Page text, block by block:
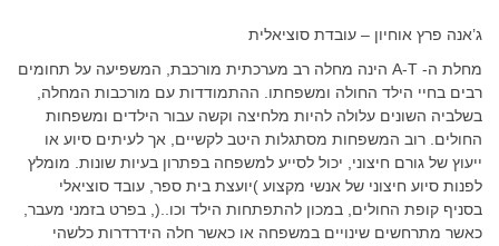
ג’אנה פרץ אוחיון – עובדת סוציאלית
מחלת ה- A-T הינה מחלה רב מערכתית מורכבת, המשפיעה על תחומים
רבים בחיי הילד החולה ומשפחתו. ההתמודדות עם מורכבות המחלה,
בשלביה השונים עלולה להיות מלחיצה וקשה עבור הילדים ומשפחות
החולים. רוב המשפחות מסתגלות היטב לקשיים, אך לעיתים סיוע או
ייעוץ של גורם חיצוני, יכול לסייע למשפחה בפתרון בעיות שונות. מומלץ
לפנות סיוע חיצוני של אנשי מקצוע )יועצת בית ספר, עובד סוציאלי
בסניף קופת החולים, במכון להתפתחות הילד וכו..(, בפרט בזמני מעבר,
כאשר מתרחשים שינויים במשפחה או כאשר חלה הידרדרות כלשהי